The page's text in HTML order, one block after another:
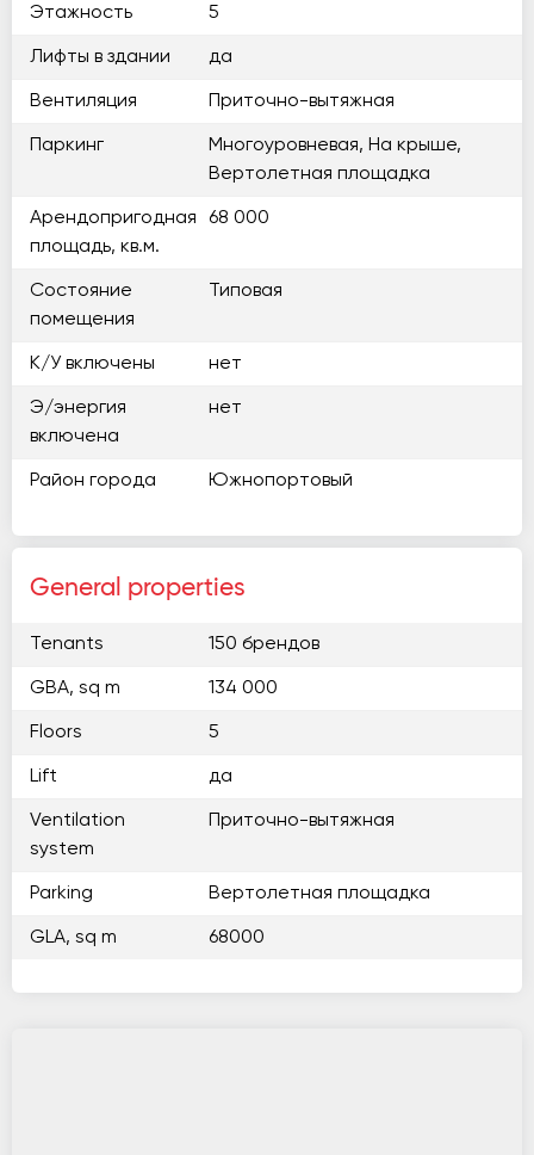
Этажность 5
Лифты в здании да
Вентиляция Приточно-вытяжная
Паркинг
Многоуровневая, На крыше,
Вертолетная площадка
Арендопригодная
площадь, кв.м.
68 000
Состояние
помещения
Типовая
К/У включены нет
Э/энергия
включена
нет
Район города Южнопортовый
General properties
Tenants 150 брендов
GBA, sq m 134 000
Floors 5
Lift да
Ventilation
system
Приточно-вытяжная
Parking Вертолетная площадка
GLA, sq m 68000